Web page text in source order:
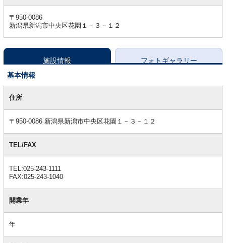
〒950-0086
新潟県新潟市中央区花園１－３－１２
施設情報
フォトギャラリー
基本情報
本住所
〒950-0086 新潟県新潟市中央区花園１－３－１２
TEL/FAX
TEL:025-243-1111
FAX:025-243-1040
開業年
年